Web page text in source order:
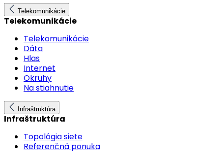
Telekomunikácie
Telekomunikácie
Telekomunikácie
Dáta
Hlas
Internet
Okruhy
Na stiahnutie
Infraštruktúra
Infraštruktúra
Topológia siete
Referenčná ponuka